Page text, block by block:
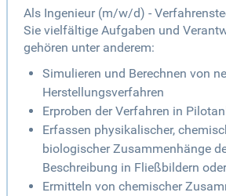
Als Ingenieur (m/w/d) -
Sie vielfältige Aufgaben und
gehören unter anderem:
Simulieren und Berechnen von
Herstellungsverfahren
Erproben der Verfahren in
Erfassen physikalischer,
biologischer Zusammenhänge
Beschreibung in Fließbildern
Ermitteln von chemischer